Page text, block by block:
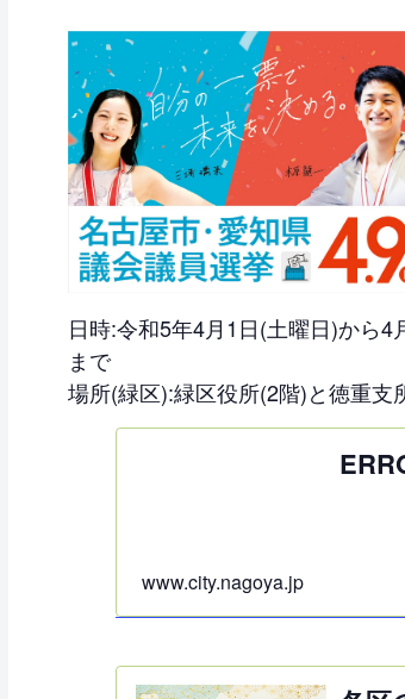
日時:令和5年4月1日(土曜日)から
まで
場所(緑区):緑区役所(2階)と徳重支
www.city.nagoya.jp